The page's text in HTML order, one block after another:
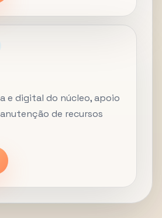
e digital do núcleo, apoio
de recursos